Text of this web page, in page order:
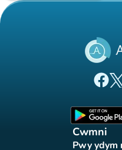
Cwmni
Pwy ydym